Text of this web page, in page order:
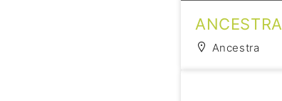
ANCESTRA
Ancestra